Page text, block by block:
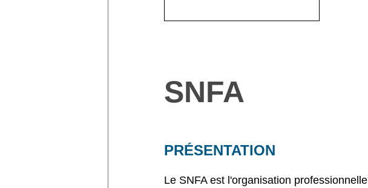
SNFA
PRÉSENTATION
Le SNFA est l'organisation professionnelle